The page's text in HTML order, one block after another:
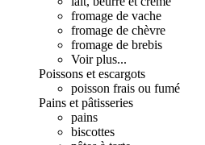
fromage de vache
fromage de chèvre
fromage de brebis
Voir plus...
Poissons et escargots
poisson frais ou fumé
Pains et pâtisseries
pains
biscottes